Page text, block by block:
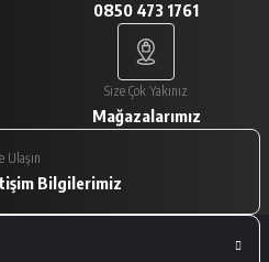
0850 473 1761
Size Çok Yakınız
Mağazalarımız
Ulaşın
Bilgilerimiz